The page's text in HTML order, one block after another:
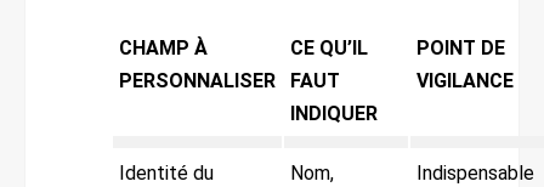
CHAMP À
PERSONNALISER
CE QU’IL
FAUT
INDIQUER
POINT DE
VIGILANCE
Identité du
Nom,
Indispensable